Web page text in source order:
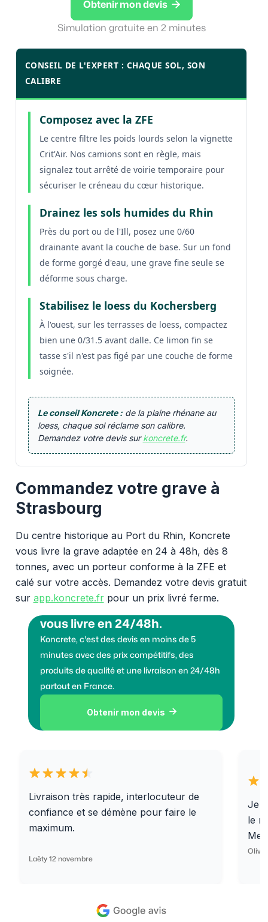
Obtenir mon devis 
Simulation gratuite en 2 minutes
CONSEIL DE L'EXPERT : CHAQUE SOL, SON
CALIBRE
Composez avec la ZFE
Le centre filtre les poids lourds selon la vignette
Crit'Air. Nos camions sont en règle, mais
signalez tout arrêté de voirie temporaire pour
sécuriser le créneau du cœur historique.
Drainez les sols humides du Rhin
Près du port ou de l'Ill, posez une 0/60
drainante avant la couche de base. Sur un fond
de forme gorgé d'eau, une grave fine seule se
déforme sous charge.
Stabilisez le loess du Kochersberg
À l'ouest, sur les terrasses de loess, compactez
bien une 0/31.5 avant dalle. Ce limon fin se
tasse s'il n'est pas figé par une couche de forme
soignée.
Le conseil Koncrete :de la plaine rhénane au
loess, chaque sol réclame son calibre.
Demandez votre devis surkoncrete.fr.
Commandez votre grave à
Strasbourg
Du centre historique au Port du Rhin, Koncrete
vous livre la grave adaptée en 24 à 48h, dès 8
tonnes, avec un porteur conforme à la ZFE et
calé sur votre accès. Demandez votre devis gratuit
sur app.koncrete.frpour un prix livré ferme.
vous livre en 24/48h.
Koncrete, c'est des devis en moins de 5
minutes avec des prix compétitifs, des
produits de qualité et une livraison en 24/48h
partout en France.
Obtenir mon devis 
Livraison très rapide, interlocuteur de
confiance et se démène pour faire le
maximum.
Laëty 12 novembre
Je
le